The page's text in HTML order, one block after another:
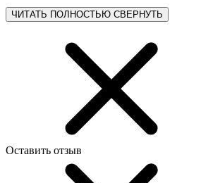
ЧИТАТЬ ПОЛНОСТЬЮ СВЕРНУТЬ
Оставить отзыв